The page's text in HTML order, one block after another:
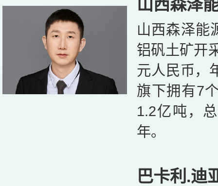
山西森泽
山西森泽能
铝矾土矿开
元人民币，
旗下拥有7
1.2亿吨，
年。
巴卡利.迪